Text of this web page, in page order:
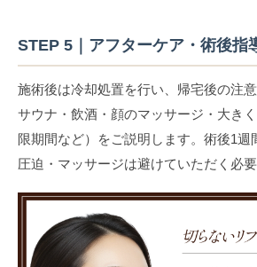
STEP 5｜アフターケア・術後指
施術後は冷却処置を行い、帰宅後の注
サウナ・飲酒・顔のマッサージ・大き
限期間など）をご説明します。術後1週
圧迫・マッサージは避けていただく必要